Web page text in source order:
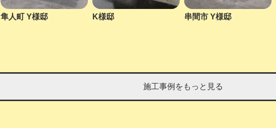
隼人町 Y様邸 K様邸 串間市 Y様邸
施工事例をもっと見る